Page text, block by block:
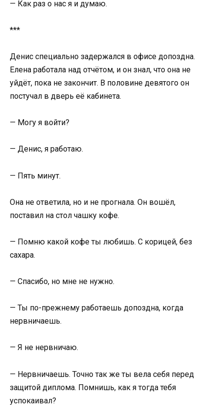
— Как раз о нас я и думаю.
***
Денис специально задержался в офисе допоздна.
Елена работала над отчётом, и он знал, что она не
уйдёт, пока не закончит. В половине девятого он
постучал в дверь её кабинета.
— Могу я войти?
— Денис, я работаю.
— Пять минут.
Она не ответила, но и не прогнала. Он вошёл,
поставил на стол чашку кофе.
— Помню какой кофе ты любишь. С корицей, без
сахара.
— Спасибо, но мне не нужно.
— Ты по-прежнему работаешь допоздна, когда
нервничаешь.
— Я не нервничаю.
— Нервничаешь. Точно так же ты вела себя перед
защитой диплома. Помнишь, как я тогда тебя
успокаивал?